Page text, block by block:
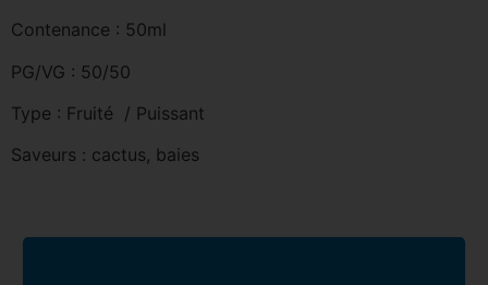
Contenance : 50ml
PG/VG : 50/50
Type : Fruité / Puissant
Saveurs : cactus, baies